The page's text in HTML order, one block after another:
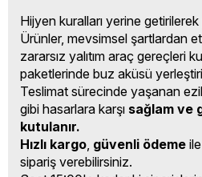
Hijyen kuralları yerine getirilerek
Ürünler, mevsimsel şartlardan
zararsız yalıtım araç gereçleri
paketlerinde buz aküsü
Teslimat sürecinde yaşanan
gibi hasarlara karşı sağlam ve
kutulanır.
Hızlı kargo, güvenli ödeme
sipariş verebilirsiniz.